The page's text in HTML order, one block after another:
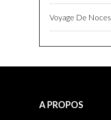
Voyage De Noces
A PROPOS